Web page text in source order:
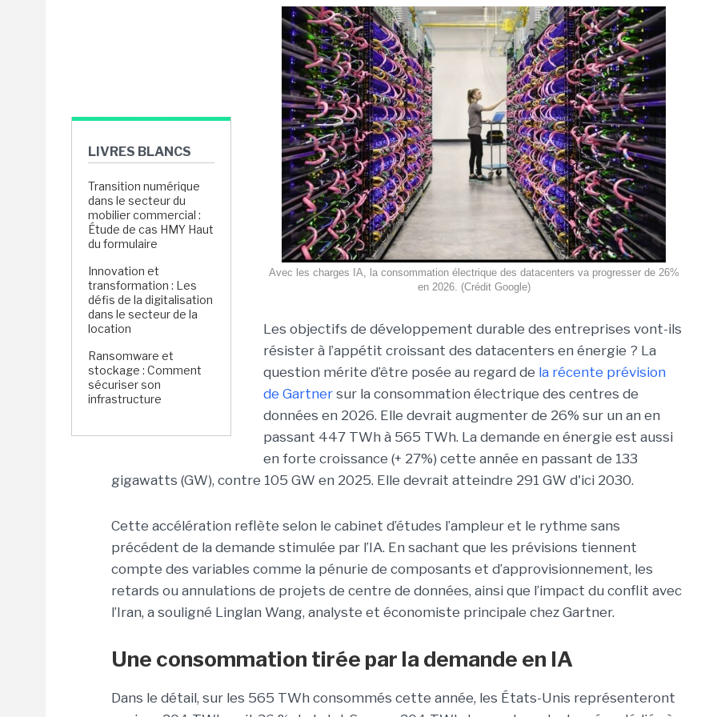
LIVRES BLANCS
Transition numérique
dans le secteur du
mobilier commercial :
Étude de cas HMY Haut
du formulaire
Innovation et
transformation : Les
défis de la digitalisation
dans le secteur de la
location
Ransomware et
stockage : Comment
sécuriser son
infrastructure
Avec les charges IA, la consommation électrique des datacenters va progresser de 26%
en 2026. (Crédit Google)
Les objectifs de développement durable des entreprises vont-ils
résister à l’appétit croissant des datacenters en énergie ? La
question mérite d’être posée au regard de la récente prévision
de Gartner sur la consommation électrique des centres de
données en 2026. Elle devrait augmenter de 26% sur un an en
passant 447 TWh à 565 TWh. La demande en énergie est aussi
en forte croissance (+ 27%) cette année en passant de 133
gigawatts (GW), contre 105 GW en 2025. Elle devrait atteindre 291 GW d'ici 2030.
Cette accélération reflète selon le cabinet d’études l’ampleur et le rythme sans
précédent de la demande stimulée par l’IA. En sachant que les prévisions tiennent
compte des variables comme la pénurie de composants et d’approvisionnement, les
retards ou annulations de projets de centre de données, ainsi que l’impact du conflit avec
l’Iran, a souligné Linglan Wang, analyste et économiste principale chez Gartner.
Une consommation tirée par la demande en IA
Dans le détail, sur les 565 TWh consommés cette année, les États-Unis représenteront